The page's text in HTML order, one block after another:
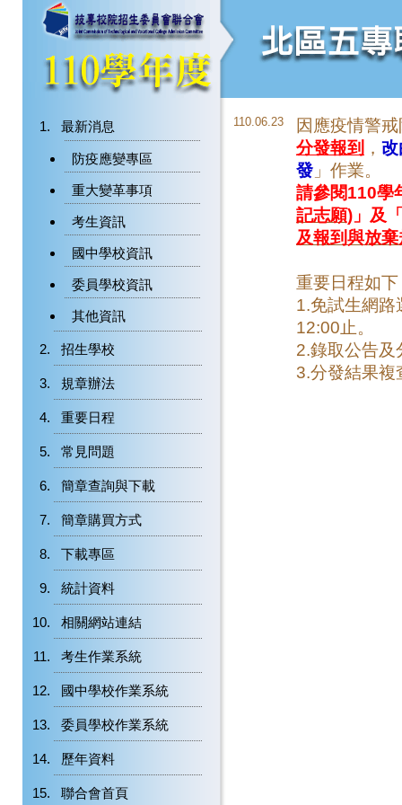
最新消息
防疫應變專區
重大變革事項
考生資訊
國中學校資訊
委員學校資訊
其他資訊
招生學校
規章辦法
重要日程
常見問題
簡章查詢與下載
簡章購買方式
下載專區
統計資料
相關網站連結
考生作業系統
國中學校作業系統
委員學校作業系統
歷年資料
聯合會首頁
110.06.23
因應疫情警
分發報到 ， 改
發 」作業。
請參閱110學
記志願) 」及
及報到與放
重要日程如下
1.免試生網
12:00止。
2.錄取公告
3.分發結果